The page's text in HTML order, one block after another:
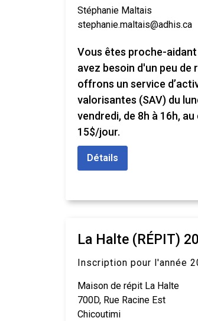
Stéphanie Maltais
stephanie.maltais@adhis.ca
Vous êtes proche-
avez besoin d'un peu de
offrons un service
valorisantes (SAV) du
vendredi, de 8h à 16h,
15$/jour.
Détails
La Halte (RÉPIT)
Inscription pour l'année
Maison de répit La Halte
700D, Rue Racine Est
Chicoutimi